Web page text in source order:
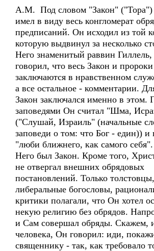
А.М. Под словом "Закон" ("Тора")
имел в виду весь конгломерат
предписаний. Он исходил из той
которую выдвинул за несколько
Него знаменитый раввин
говорил, что весь Закон и пророки
заключаются в нравственном
а все остальное - комментарии.
Закон заключался именно в этом.
заповедями Он считал "Шма,
("Слушай, Израиль" (начальные
заповеди о том: что Бог - един)) и
"люби ближнего, как самого
Него был Закон. Кроме того,
не отвергал внешних обрядовых
постановлений. Только толстовцы,
либеральные богословы,
критики полагали, что Он хотел
некую религию без обрядов.
и Сам совершал обряды. Скажем,
человека, Он говорил: иди,
священнику - так, как требовало